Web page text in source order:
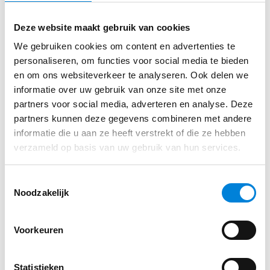
Deze website maakt gebruik van cookies
We gebruiken cookies om content en advertenties te
personaliseren, om functies voor social media te bieden
en om ons websiteverkeer te analyseren. Ook delen we
informatie over uw gebruik van onze site met onze
partners voor social media, adverteren en analyse. Deze
partners kunnen deze gegevens combineren met andere
informatie die u aan ze heeft verstrekt of die ze hebben
verzameld op basis van uw gebruik van hun services.
Noodzakelijk
Voorkeuren
Statistieken
en vindt het belangrijk dat jouw mening telt.
Wat we je bieden:
Binnen een jong, enthousiast en dynamisch
team bieden we een uitdagende fulltime
functie aan.
Naast met plezier samenwerken staan
waardering en respect voor elkaar bij ons
Een uitstekend salaris, afhankelijk van leeftijd
Voorwaarden conform CAO Metaal & Techniek.
Volop mogelijkheden voor opleiding en
Vul je gegevens in via ons sollicitatie formulier
Solliciteren